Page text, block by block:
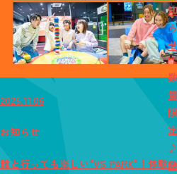
知
ら
せ
数
量
限
定
♪
時
2025.11.06
お知らせ
誰と行っても楽しい"VS PARK"！体験